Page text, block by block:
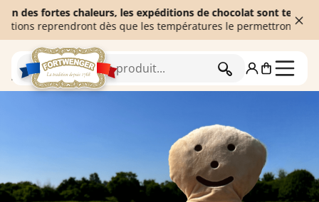
fortes chaleurs, les expéditions de chocolat sont
dès que les températures le permettront. Merci de
RECHERCHER
Accueil Souvenirs